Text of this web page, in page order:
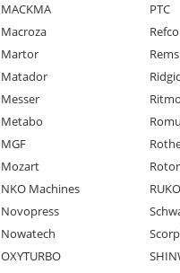
MACKMA
Macroza
Martor
Matador
Messer
Metabo
MGF
Mozart
NKO Machines
Novopress
Nowatech
OXYTURBO
PTC
Refco
Rems
Ritmo
RUKO